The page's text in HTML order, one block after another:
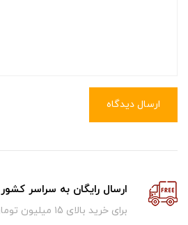
ارسال دیدگاه
ارسال رایگان به سراسر کشور
برای خرید بالای ۱5 میلیون تومان